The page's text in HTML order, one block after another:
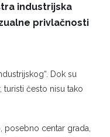
industrijska
privlačnosti
Dok su
turisti često nisu tako
posebno centar grada,